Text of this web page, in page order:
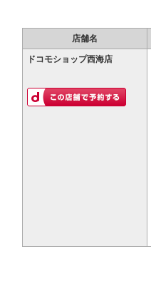
店舗名
ドコモショップ西海店